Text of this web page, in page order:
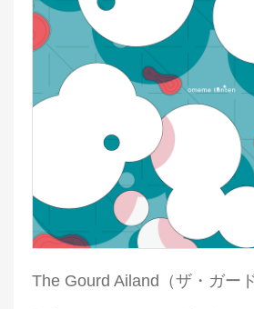
The Gourd Ailand（ザ・ガー